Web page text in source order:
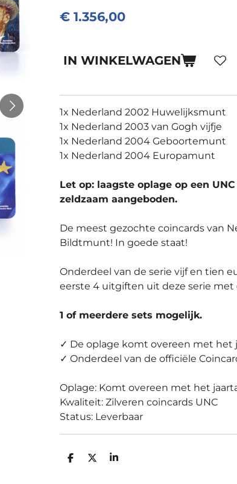
€ 1.356,00
IN WINKELWAGEN
1x Nederland 2002 Huwelijksmunt
1x Nederland 2003 van Gogh vijfje
1x Nederland 2004 Geboortemunt
1x Nederland 2004 Europamunt
Let op: laagste oplage op een
zeldzaam aangeboden.
De meest gezochte coincards van
Bildtmunt! In goede staat!
Onderdeel van de serie vijf en tien
eerste 4 uitgiften uit deze serie met
1 of meerdere sets mogelijk.
✓ De oplage komt overeen met het
✓ Onderdeel van de officiële
Oplage: Komt overeen met het
Kwaliteit: Zilveren coincards UNC
Status: Leverbaar
D
D
S